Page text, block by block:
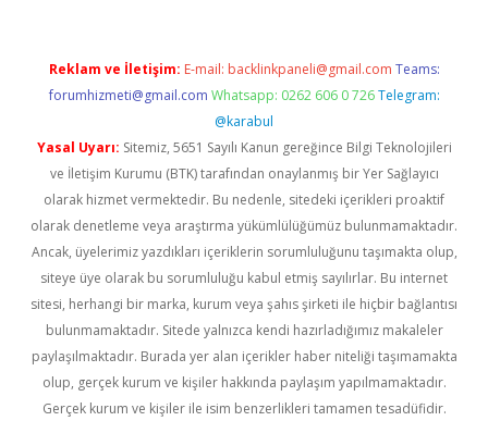
Reklam ve İletişim: E-mail: backlinkpaneli@gmail.com Teams:
forumhizmeti@gmail.com Whatsapp: 0262 606 0 726 Telegram:
@karabul
Yasal Uyarı: Sitemiz, 5651 Sayılı Kanun gereğince Bilgi Teknolojileri
ve İletişim Kurumu (BTK) tarafından onaylanmış bir Yer Sağlayıcı
olarak hizmet vermektedir. Bu nedenle, sitedeki içerikleri proaktif
olarak denetleme veya araştırma yükümlülüğümüz bulunmamaktadır.
Ancak, üyelerimiz yazdıkları içeriklerin sorumluluğunu taşımakta olup,
siteye üye olarak bu sorumluluğu kabul etmiş sayılırlar. Bu internet
sitesi, herhangi bir marka, kurum veya şahıs şirketi ile hiçbir bağlantısı
bulunmamaktadır. Sitede yalnızca kendi hazırladığımız makaleler
paylaşılmaktadır. Burada yer alan içerikler haber niteliği taşımamakta
olup, gerçek kurum ve kişiler hakkında paylaşım yapılmamaktadır.
Gerçek kurum ve kişiler ile isim benzerlikleri tamamen tesadüfidir.